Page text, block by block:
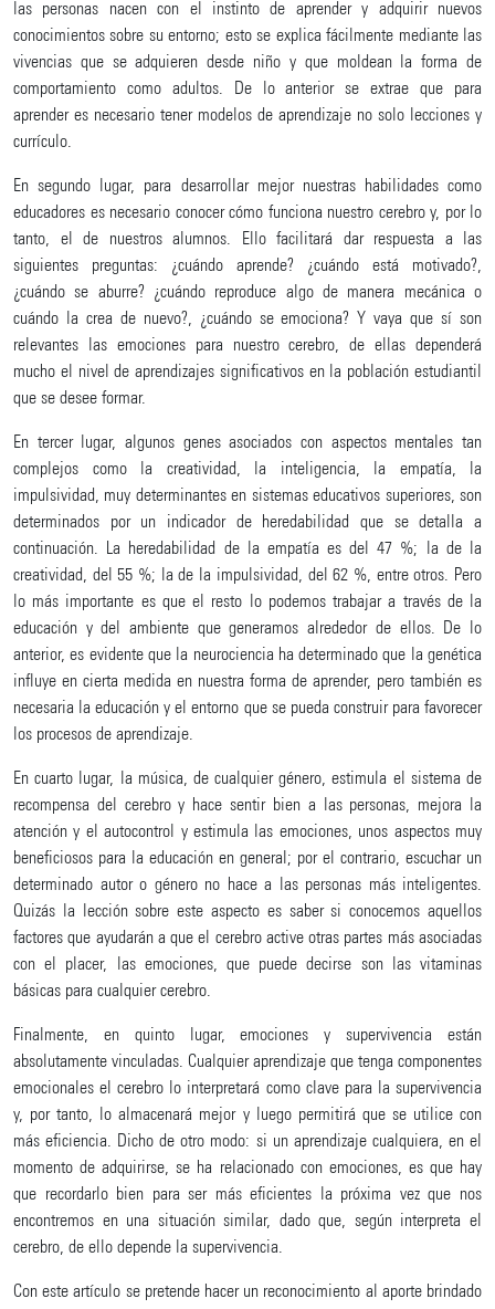
las personas nacen con el instinto de aprender y adquirir nuevos
conocimientos sobre su entorno; esto se explica fácilmente mediante las
vivencias que se adquieren desde niño y que moldean la forma de
comportamiento como adultos. De lo anterior se extrae que para
aprender es necesario tener modelos de aprendizaje no solo lecciones y
currículo.
En segundo lugar, para desarrollar mejor nuestras habilidades como
educadores es necesario conocer cómo funciona nuestro cerebro y, por lo
tanto, el de nuestros alumnos. Ello facilitará dar respuesta a las
siguientes preguntas: ¿cuándo aprende? ¿cuándo está motivado?,
¿cuándo se aburre? ¿cuándo reproduce algo de manera mecánica o
cuándo la crea de nuevo?, ¿cuándo se emociona? Y vaya que sí son
relevantes las emociones para nuestro cerebro, de ellas dependerá
mucho el nivel de aprendizajes significativos en la población estudiantil
que se desee formar.
En tercer lugar, algunos genes asociados con aspectos mentales tan
complejos como la creatividad, la inteligencia, la empatía, la
impulsividad, muy determinantes en sistemas educativos superiores, son
determinados por un indicador de heredabilidad que se detalla a
continuación. La heredabilidad de la empatía es del 47 %; la de la
creatividad, del 55 %; la de la impulsividad, del 62 %, entre otros. Pero
lo más importante es que el resto lo podemos trabajar a través de la
educación y del ambiente que generamos alrededor de ellos. De lo
anterior, es evidente que la neurociencia ha determinado que la genética
influye en cierta medida en nuestra forma de aprender, pero también es
necesaria la educación y el entorno que se pueda construir para favorecer
los procesos de aprendizaje.
En cuarto lugar, la música, de cualquier género, estimula el sistema de
recompensa del cerebro y hace sentir bien a las personas, mejora la
atención y el autocontrol y estimula las emociones, unos aspectos muy
beneficiosos para la educación en general; por el contrario, escuchar un
determinado autor o género no hace a las personas más inteligentes.
Quizás la lección sobre este aspecto es saber si conocemos aquellos
factores que ayudarán a que el cerebro active otras partes más asociadas
con el placer, las emociones, que puede decirse son las vitaminas
básicas para cualquier cerebro.
Finalmente, en quinto lugar, emociones y supervivencia están
absolutamente vinculadas. Cualquier aprendizaje que tenga componentes
emocionales el cerebro lo interpretará como clave para la supervivencia
y, por tanto, lo almacenará mejor y luego permitirá que se utilice con
más eficiencia. Dicho de otro modo: si un aprendizaje cualquiera, en el
momento de adquirirse, se ha relacionado con emociones, es que hay
que recordarlo bien para ser más eficientes la próxima vez que nos
encontremos en una situación similar, dado que, según interpreta el
cerebro, de ello depende la supervivencia.
Con este artículo se pretende hacer un reconocimiento al aporte brindado